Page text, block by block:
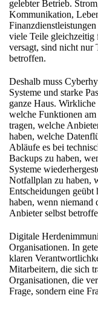
gelebter Betrieb.
Kommunikation,
viele Teile gleichzeitig
versagt, sind nicht nur
betroffen.
Deshalb muss
Systeme und starke
ganze Haus.
welche Funktionen
tragen, welche
haben, welche
Abläufe es bei
Backups zu haben,
Systeme
Notfallplan zu haben,
Entscheidungen
haben, wenn niemand
Anbieter selbst
Digitale
Organisationen. In
klaren
Mitarbeitern, die sich
Organisationen, die
Frage, sondern eine